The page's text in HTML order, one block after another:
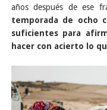
años después de ese
temporada de ocho
suficientes para
hacer con acierto lo